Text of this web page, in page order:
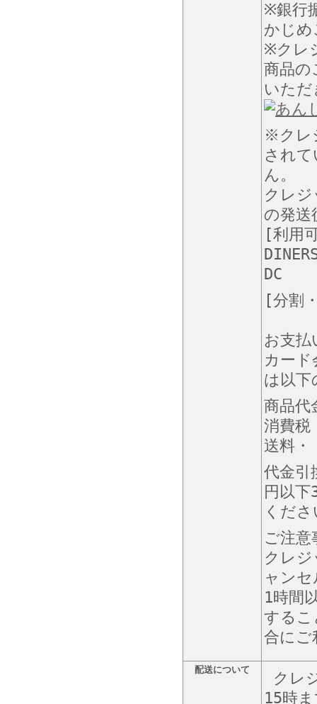
※銀行
かじめ
※クレ
商品の
いた
※クレ
され
ん。
クレ
の発送
[利用
DC
[分割
お支払
カー
は以下
商品代
消費税
送料・
代金引
円以
くだ
ご注意
クレ
ャン
1時間
するこ
合にご
配送について
クレ
15時